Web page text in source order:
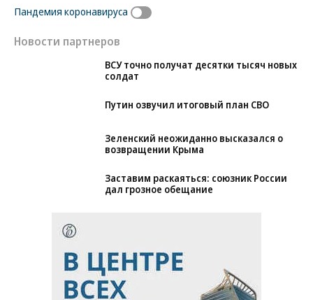
Пандемия коронавируса
Новости партнеров
ВСУ точно получат десятки тысяч новых
солдат
Зеленский неожиданно высказался о
Заставим раскаяться: союзник России